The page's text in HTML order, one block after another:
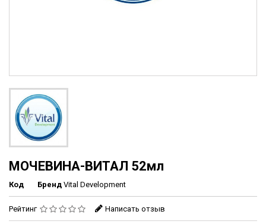
МОЧЕВИНА-ВИТАЛ 52мл
Код Бренд Vital Development
Рейтинг Написать отзыв